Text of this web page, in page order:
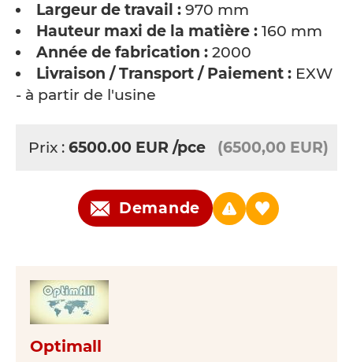
Largeur de travail : 970 mm
Hauteur maxi de la matière : 160 mm
Année de fabrication : 2000
Livraison / Transport / Paiement : EXW
- à partir de l'usine
Prix : 6500.00 EUR /pce (6500,00 EUR)
Demande
Optimall